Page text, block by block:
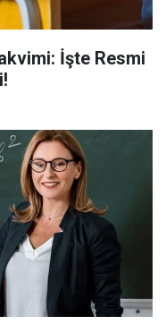
İşte Resmi